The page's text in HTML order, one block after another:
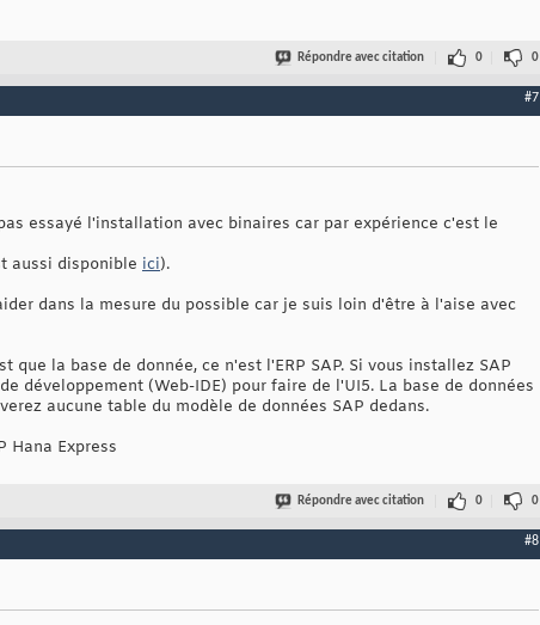
Répondre avec citation 0 0
#7
essayé l'installation avec binaires car par expérience c'est le
aussi disponible ici).
dans la mesure du possible car je suis loin d'être à l'aise avec
la base de donnée, ce n'est l'ERP SAP. Si vous installez SAP
développement (Web-IDE) pour faire de l'UI5. La base de données
aucune table du modèle de données SAP dedans.
Hana Express
Répondre avec citation 0 0
#8